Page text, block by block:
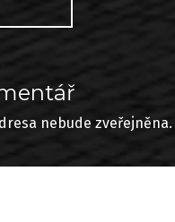
nebude zveřejněna.